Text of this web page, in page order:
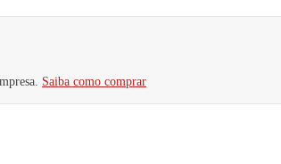
Saiba como comprar